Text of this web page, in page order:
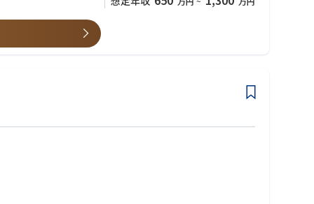
たって、マーケット分析やより効率的・効果的な販売方法の企
する」ことを目指して、禁煙を促進する取り組みを強化していま